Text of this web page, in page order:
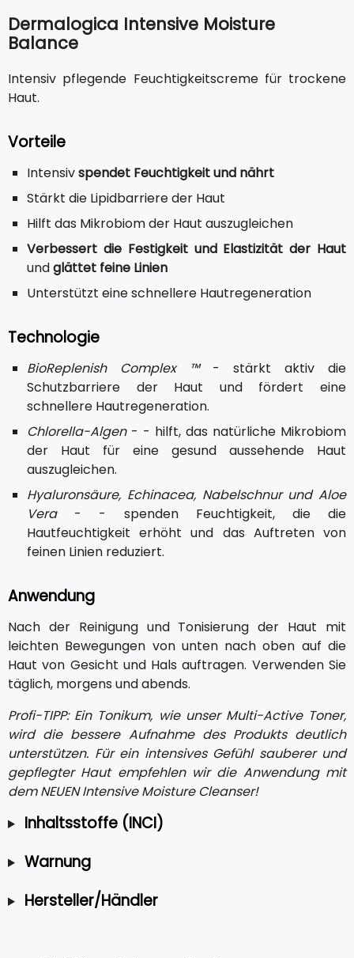
Dermalogica Intensive Moisture
Balance
Intensiv pflegende Feuchtigkeitscreme für trockene
Haut.
Vorteile
Intensivspendet Feuchtigkeit und nährt
Stärkt die Lipidbarriere der Haut
Hilft das Mikrobiom der Haut auszugleichen
Verbessert die Festigkeit und Elastizität der Haut
undglättet feine Linien
Unterstützt eine schnellere Hautregeneration
Technologie
BioReplenish Complex ™- stärkt aktiv die
Schutzbarriere der Haut und fördert eine
schnellere Hautregeneration.
Chlorella-Algen- - hilft, das natürliche Mikrobiom
der Haut für eine gesund aussehende Haut
auszugleichen.
Hyaluronsäure, Echinacea, Nabelschnur und Aloe
Vera- - spenden Feuchtigkeit, die die
Hautfeuchtigkeit erhöht und das Auftreten von
feinen Linien reduziert.
Anwendung
Nach der Reinigung und Tonisierung der Haut mit
leichten Bewegungen von unten nach oben auf die
Haut von Gesicht und Hals auftragen. Verwenden Sie
täglich, morgens und abends.
Profi-TIPP: Ein Tonikum, wie unser Multi-Active Toner,
wird die bessere Aufnahme des Produkts deutlich
unterstützen. Für ein intensives Gefühl sauberer und
gepflegter Haut empfehlen wir die Anwendung mit
dem NEUEN Intensive Moisture Cleanser!
Inhaltsstoffe (INCI)
Warnung
Hersteller/Händler